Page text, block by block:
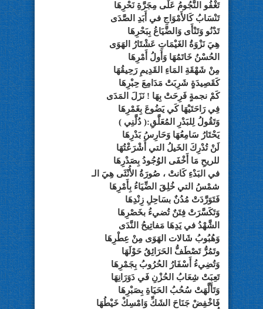
تَغْفُو النُّجُومُ عَلَى مِجَرَّةِ نَحْرِهَا
تَنْسَابُ كَالأَمْوَاجِ في أَبَدِ الصَّدَى
تَدْنُو وَتَنْأَى وَالضَّيَاعُ بِبَحْرِهَا
هِيَ نَزْوَةُ الغَيْمَاتِ عَشْتَارُ الهَوَى
الحُسْنُ خَاتَمُهَا وَأَولُ أَمْرِهَا
مِنْ شَهْقَةِ المَاءِ القَدِيمِ رَحِيقُهَا
كَقَصِيدَةٍ شَرِبَتْ مَدَامِعَ حِبْرِهَا
كَمْ نجمةٍ فَرِحَتْ بِهَا ! نَزَلَ المَدَى
فِي رَاحَتَيْهَا كَي يَضُوعَ بِغَمْرِهَا
وَتَقُولُ لِلبَدْرِ المُعَلَّقِ:( دُلَّنِي )
يَحْتَارُ سَامِعُهَا وَحَارِسُ بَدْرِهَا
لَنْ تُدْرِكَ الخَيلُ التي أَشْرَعْتُهَا
للريحِ مَا أَخْفَى الوُجُودُ بِصَدْرِهَا
في البَدْءِ كَانتْ ، صُورَةُ الأُنْثَى هِيَ الـ
شمْسُ التي خُلِقَ الضِّيَاءُ بِأَمْرِهَا
فَتَوَرَّدَتْ مُدُنٌ بسَاحِلِ زِنْدِهَا
وَتَكَسَّرَتْ فِتَنٌ تُضيءُ بخَصْرِهَا
الشَّهْدُ في يَدِهَا مَفاتِيحُ النَّدَى
وَهُبُوبُ شَالات الهَوَى مِنْ عِطْرِهَا
وتَمُرُّ تَصْطَفُّ الحَرَائِقُ حَوْلَهَا
وَتُضِيءُ أَسْفَارُ الحُرُوبُ بِجَمْرِهَا
تَعِبَتْ شِعَابُ الحُزْنِ فَي دَوَرَانِهَا
وَتَأَلَّهَتْ سُحُبُ الحَيَاةِ بِصَبْرِهَا
فَاخْفِضْ جَنَاحَ الشَكِّ وَامْسِكْ خَيْطُهَا